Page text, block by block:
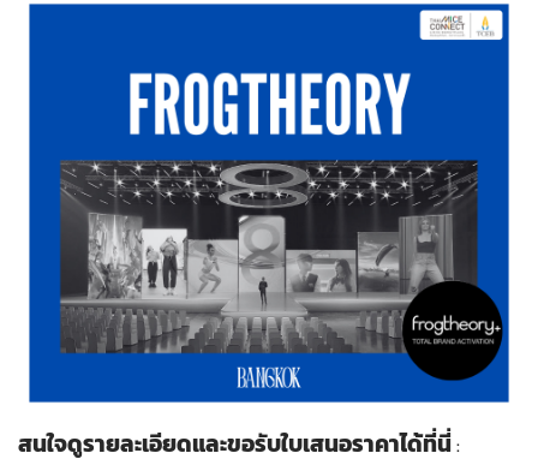
สนใจดูรายละเอียดและขอรับใบเสนอราคาได้ที่นี่: